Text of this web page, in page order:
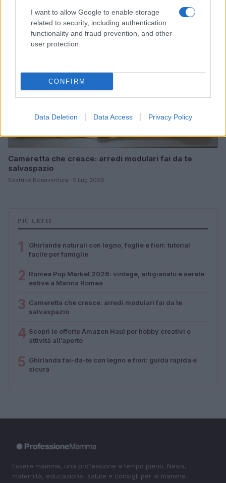
I want to allow Google to enable storage
related to security, including authentication
functionality and fraud prevention, and other
user protection.
CONFIRM
Data Deletion Data Access Privacy Policy
Cameretta che cresce: arredi modulari fai da te
salvaspazio
Beatrice Bonaventura · 5 Lug 2026
PIÙ LETTI
1
Ghirlande naturali con legno, foglie e fiori: tutorial
facile per famiglie
2 Romea Pop Market 2026: vintage, artigianato e serate
estive a Marina Romea
3 Cameretta che cresce: arredi modulari fai da te
salvaspazio
4 Scopri le offerte Amazon Haul per hobby creativi e
attività all’aperto
5 Ghirlanda fai-da-te con legno e fiori: guida rapida e
sicura
Essere mamma, una professione a tempo pieno. News,
maternità, educazione, salute e consigli per le mamme.